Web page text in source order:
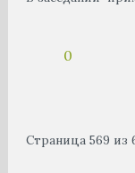
0
Страница 569 из